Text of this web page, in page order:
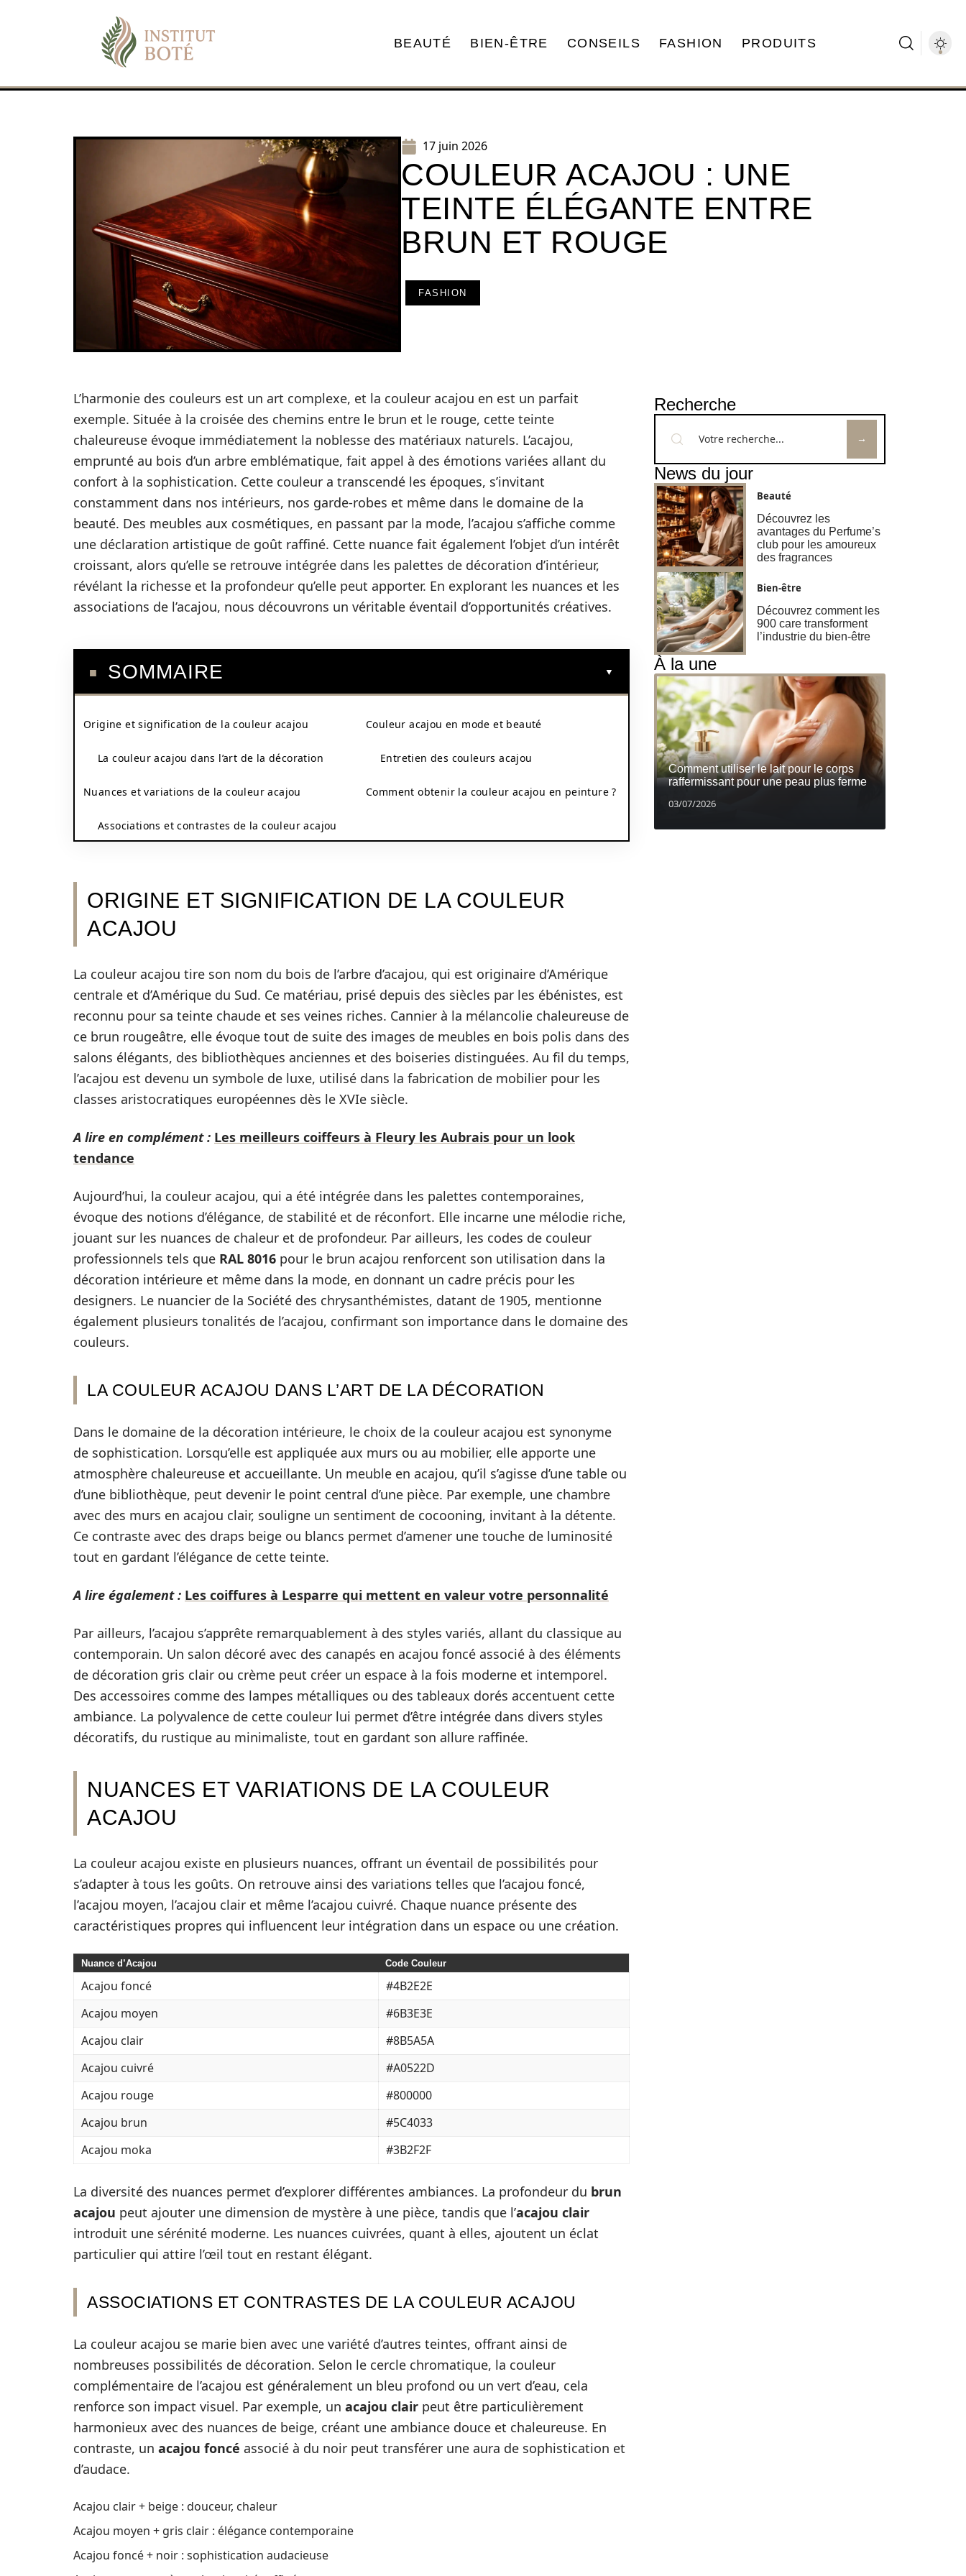
BEAUTÉ BIEN-ÊTRE CONSEILS FASHION PRODUITS
17 juin 2026
COULEUR ACAJOU : UNE
TEINTE ÉLÉGANTE ENTRE
BRUN ET ROUGE
FASHION
L’harmonie des couleurs est un art complexe, et la couleur acajou en est un parfait
exemple. Située à la croisée des chemins entre le brun et le rouge, cette teinte
chaleureuse évoque immédiatement la noblesse des matériaux naturels. L’acajou,
emprunté au bois d’un arbre emblématique, fait appel à des émotions variées allant du
confort à la sophistication. Cette couleur a transcendé les époques, s’invitant
constamment dans nos intérieurs, nos garde-robes et même dans le domaine de la
beauté. Des meubles aux cosmétiques, en passant par la mode, l’acajou s’affiche comme
une déclaration artistique de goût raffiné. Cette nuance fait également l’objet d’un intérêt
croissant, alors qu’elle se retrouve intégrée dans les palettes de décoration d’intérieur,
révélant la richesse et la profondeur qu’elle peut apporter. En explorant les nuances et les
associations de l’acajou, nous découvrons un véritable éventail d’opportunités créatives.
SOMMAIRE
Origine et signification de la couleur acajou
La couleur acajou dans l’art de la décoration
Nuances et variations de la couleur acajou
Associations et contrastes de la couleur acajou
Couleur acajou en mode et beauté
Entretien des couleurs acajou
Comment obtenir la couleur acajou en peinture ?
ORIGINE ET SIGNIFICATION DE LA COULEUR
ACAJOU
La couleur acajou tire son nom du bois de l’arbre d’acajou, qui est originaire d’Amérique
centrale et d’Amérique du Sud. Ce matériau, prisé depuis des siècles par les ébénistes, est
reconnu pour sa teinte chaude et ses veines riches. Cannier à la mélancolie chaleureuse de
ce brun rougeâtre, elle évoque tout de suite des images de meubles en bois polis dans des
salons élégants, des bibliothèques anciennes et des boiseries distinguées. Au fil du temps,
l’acajou est devenu un symbole de luxe, utilisé dans la fabrication de mobilier pour les
classes aristocratiques européennes dès le XVIe siècle.
A lire en complément : Les meilleurs coiffeurs à Fleury les Aubrais pour un look
tendance
Aujourd’hui, la couleur acajou, qui a été intégrée dans les palettes contemporaines,
évoque des notions d’élégance, de stabilité et de réconfort. Elle incarne une mélodie riche,
jouant sur les nuances de chaleur et de profondeur. Par ailleurs, les codes de couleur
professionnels tels que RAL 8016 pour le brun acajou renforcent son utilisation dans la
décoration intérieure et même dans la mode, en donnant un cadre précis pour les
designers. Le nuancier de la Société des chrysanthémistes, datant de 1905, mentionne
également plusieurs tonalités de l’acajou, confirmant son importance dans le domaine des
couleurs.
LA COULEUR ACAJOU DANS L’ART DE LA DÉCORATION
Dans le domaine de la décoration intérieure, le choix de la couleur acajou est synonyme
de sophistication. Lorsqu’elle est appliquée aux murs ou au mobilier, elle apporte une
atmosphère chaleureuse et accueillante. Un meuble en acajou, qu’il s’agisse d’une table ou
d’une bibliothèque, peut devenir le point central d’une pièce. Par exemple, une chambre
avec des murs en acajou clair, souligne un sentiment de cocooning, invitant à la détente.
Ce contraste avec des draps beige ou blancs permet d’amener une touche de luminosité
tout en gardant l’élégance de cette teinte.
A lire également : Les coiffures à Lesparre qui mettent en valeur votre personnalité
Par ailleurs, l’acajou s’apprête remarquablement à des styles variés, allant du classique au
contemporain. Un salon décoré avec des canapés en acajou foncé associé à des éléments
de décoration gris clair ou crème peut créer un espace à la fois moderne et intemporel.
Des accessoires comme des lampes métalliques ou des tableaux dorés accentuent cette
ambiance. La polyvalence de cette couleur lui permet d’être intégrée dans divers styles
décoratifs, du rustique au minimaliste, tout en gardant son allure raffinée.
NUANCES ET VARIATIONS DE LA COULEUR
ACAJOU
La couleur acajou existe en plusieurs nuances, offrant un éventail de possibilités pour
s’adapter à tous les goûts. On retrouve ainsi des variations telles que l’acajou foncé,
l’acajou moyen, l’acajou clair et même l’acajou cuivré. Chaque nuance présente des
caractéristiques propres qui influencent leur intégration dans un espace ou une création.
Nuance d’Acajou Code Couleur
Acajou foncé
#4B2E2E
Acajou moyen
#6B3E3E
Acajou clair
#8B5A5A
Acajou cuivré
#A0522D
Acajou rouge
#800000
Acajou brun
#5C4033
Acajou moka
#3B2F2F
La diversité des nuances permet d’explorer différentes ambiances. La profondeur du brun
acajou peut ajouter une dimension de mystère à une pièce, tandis que l’acajou clair
introduit une sérénité moderne. Les nuances cuivrées, quant à elles, ajoutent un éclat
particulier qui attire l’œil tout en restant élégant.
ASSOCIATIONS ET CONTRASTES DE LA COULEUR ACAJOU
La couleur acajou se marie bien avec une variété d’autres teintes, offrant ainsi de
nombreuses possibilités de décoration. Selon le cercle chromatique, la couleur
complémentaire de l’acajou est généralement un bleu profond ou un vert d’eau, cela
renforce son impact visuel. Par exemple, un acajou clair peut être particulièrement
harmonieux avec des nuances de beige, créant une ambiance douce et chaleureuse. En
contraste, un acajou foncé associé à du noir peut transférer une aura de sophistication et
d’audace.
Acajou clair + beige : douceur, chaleur
Acajou moyen + gris clair : élégance contemporaine
Acajou foncé + noir : sophistication audacieuse
Recherche
News du jour
Beauté
Découvrez les
avantages du Perfume’s
club pour les amoureux
des fragrances
Bien-être
Découvrez comment les
900 care transforment
l’industrie du bien-être
À la une
Comment utiliser le lait pour le corps
raffermissant pour une peau plus ferme
03/07/2026